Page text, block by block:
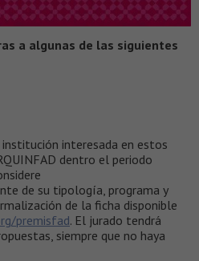
a algunas de las siguientes
interesada en estos
dentro el periodo
de su tipología, programa y
de la ficha disponible
premisfad. El jurado tendrá
siempre que no haya